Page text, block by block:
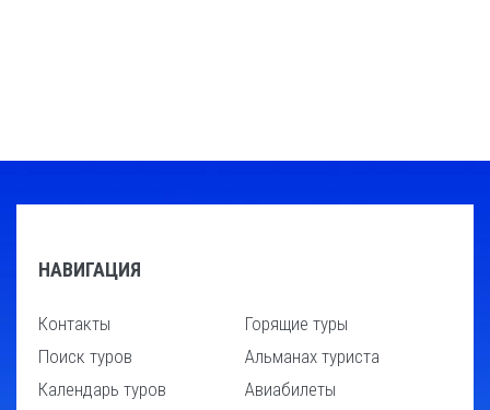
НАВИГАЦИЯ
Контакты
Поиск туров
Календарь туров
Горящие туры
Альманах туриста
Авиабилеты